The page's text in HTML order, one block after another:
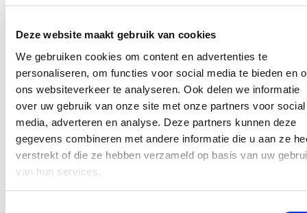
Deze website maakt gebruik van cookies
We gebruiken cookies om content en advertenties te
personaliseren, om functies voor social media te bieden en
ons websiteverkeer te analyseren. Ook delen we informatie
over uw gebruik van onze site met onze partners voor social
media, adverteren en analyse. Deze partners kunnen deze
gegevens combineren met andere informatie die u aan ze
verstrekt of die ze hebben verzameld op basis van uw
van hun services.
We zorgen voor een betere aanpak van overlast en agressie. We
verbeterden de GAS-wet waarmee steden en gemeenten allerlei
vormen van overlast kunnen aanpakken die het meest hinderlijk zijn
(hondenpoep, zwerfvuil, sluikstorten). Ook zorgden we voor een
wettelijk kader tegen lachgas. Om de veiligheid en de leefbaarheid
in en rond alle stationsbuurten te verbeteren, bouwen we een
NMBS in en rond de stations zullen meteen met de federale en